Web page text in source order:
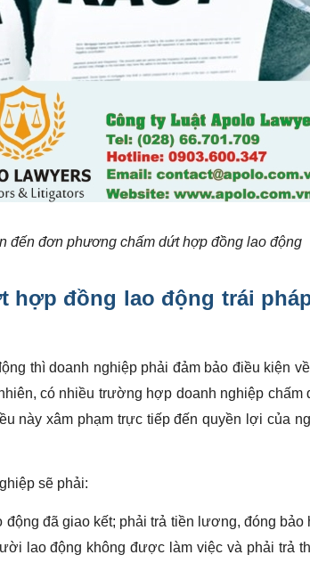
đến đơn phương chấm dứt hợp đồng lao động
hợp đồng lao động trái
thì doanh nghiệp phải đảm bảo điều kiện
có nhiều trường hợp doanh nghiệp chấm
này xâm phạm trực tiếp đến quyền lợi của
sẽ phải:
đã giao kết; phải trả tiền lương, đóng bảo
lao động không được làm việc và phải trả